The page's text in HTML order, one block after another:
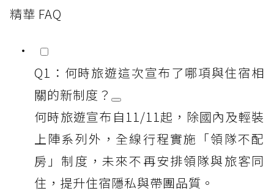
精華 FAQ
Q1：何時旅遊這次宣布了哪項與住宿相
關的新制度？
何時旅遊宣布自11/11起，除國內及輕裝
上陣系列外，全線行程實施「領隊不配
房」制度，未來不再安排領隊與旅客同
住，提升住宿隱私與帶團品質。